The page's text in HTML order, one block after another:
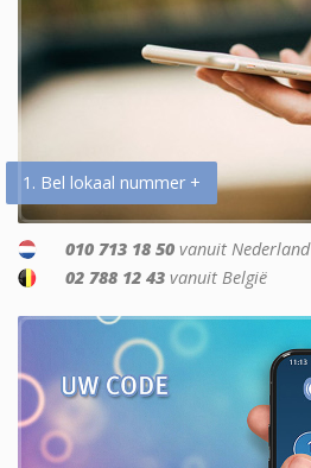
1. Bel lokaal nummer +
010 713 18 50 vanuit Nederland
02 788 12 43 vanuit België